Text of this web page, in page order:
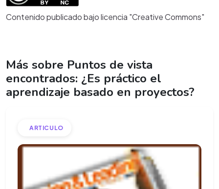
Contenido publicado bajo licencia "Creative Commons"
Más sobre Puntos de vista
encontrados: ¿Es práctico el
aprendizaje basado en proyectos?
ARTICULO